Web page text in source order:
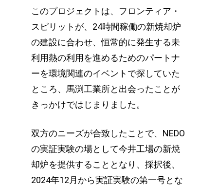
このプロジェクトは、フロンティア・
スピリットが、24時間稼働の新焼却炉
の建設に合わせ、恒常的に発生する未
利用熱の利用を進めるためのパートナ
ーを環境関連のイベントで探していた
ところ、馬渕工業所と出会ったことが
きっかけではじまりました。
双方のニーズが合致したことで、NEDO
の実証実験の場として今井工場の新焼
却炉を提供することとなり、採択後、
2024年12月から実証実験の第一号とな